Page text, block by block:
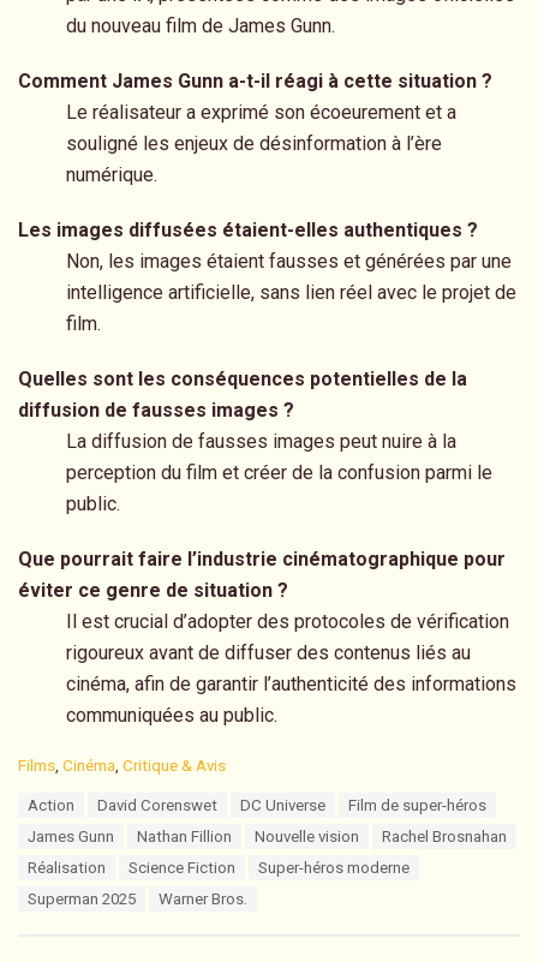
du nouveau film de James Gunn.
Comment James Gunn a-t-il réagi à cette situation ?
Le réalisateur a exprimé son écoeurement et a
souligné les enjeux de désinformation à l’ère
numérique.
Les images diffusées étaient-elles authentiques ?
Non, les images étaient fausses et générées par une
intelligence artificielle, sans lien réel avec le projet de
film.
Quelles sont les conséquences potentielles de la
diffusion de fausses images ?
La diffusion de fausses images peut nuire à la
perception du film et créer de la confusion parmi le
public.
Que pourrait faire l’industrie cinématographique pour
éviter ce genre de situation ?
Il est crucial d’adopter des protocoles de vérification
rigoureux avant de diffuser des contenus liés au
cinéma, afin de garantir l’authenticité des informations
communiquées au public.
C
Films Cinéma Critique & Avis
Action David Corenswet DC Universe
Film de super-héros
James Gunn
Nathan Fillion Nouvelle vision
Rachel Brosnahan
Réalisation
Science Fiction
Super-héros moderne
Superman 2025
Warner Bros.